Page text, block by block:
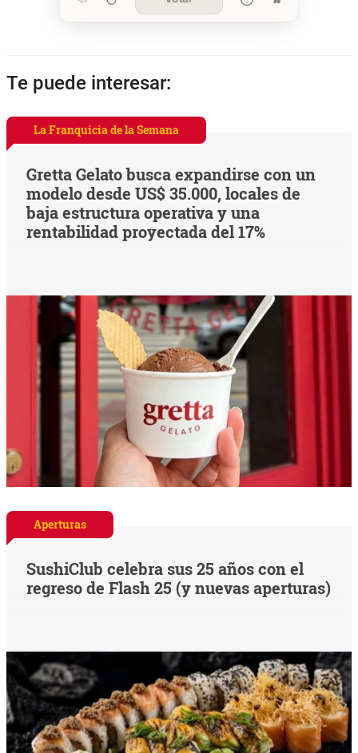
Te puede interesar:
La Franquicia de la Semana
Gretta Gelato busca expandirse con un
modelo desde US$ 35.000, locales de
baja estructura operativa y una
rentabilidad proyectada del 17%
Aperturas
SushiClub celebra sus 25 años con el
regreso de Flash 25 (y nuevas aperturas)